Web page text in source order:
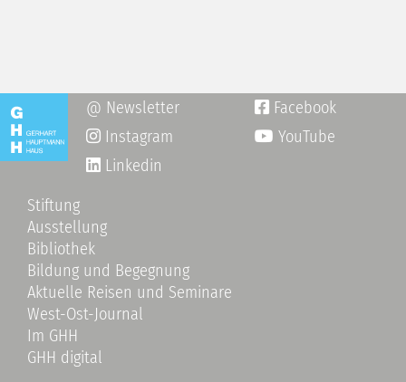
@ Newsletter  Facebook
Instagram
YouTube
Linkedin
Stiftung
Ausstellung
Bibliothek
Bildung und Begegnung
Aktuelle Reisen und Seminare
West-Ost-Journal
Im GHH
GHH digital